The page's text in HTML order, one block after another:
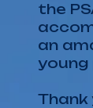
the
an
young